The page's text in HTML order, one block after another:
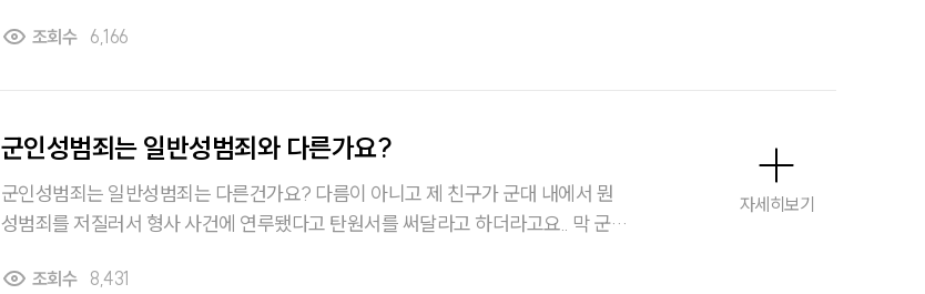
법률 블로그
이 있는지 병역법위반 처벌 수위가 궁금합니다.
조회수 6,166
군인성범죄는 일반성범죄와 다른가요?
군인성범죄는 일반성범죄는 다른건가요? 다름이 아니고 제 친구가 군대 내에서 뭔
성범죄를 저질러서 형사 사건에 연루됐다고 탄원서를 써달라고 하더라고요.. 막 군인
조회수 8,431
자세히보기